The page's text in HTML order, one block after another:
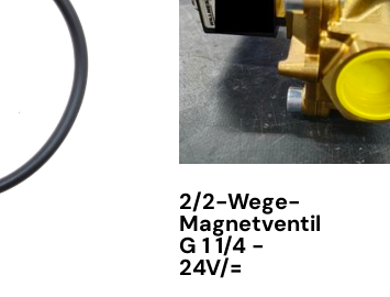
2/2-Wege-
Magnetventil
G 1 1/4 -
24V/=